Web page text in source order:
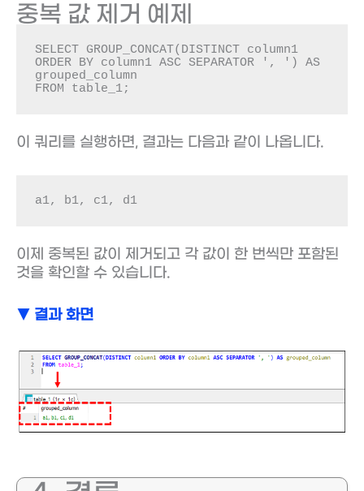
중복 값 제거 예제
SELECT GROUP_CONCAT(DISTINCT column1
ORDER BY column1 ASC SEPARATOR ', ') AS
grouped_column
FROM table_1;
이 쿼리를 실행하면, 결과는 다음과 같이 나옵니다.
a1, b1, c1, d1
이제 중복된 값이 제거되고 각 값이 한 번씩만 포함된
것을 확인할 수 있습니다.
▼ 결과 화면